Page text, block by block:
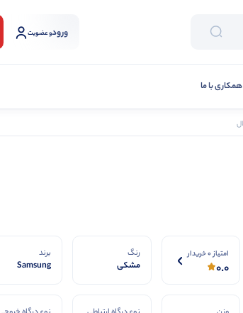
ورودو عضویت
همکاری با ما
امتیاز 0 خریدار
0.0
رنگ
مشکی
برند
Samsung